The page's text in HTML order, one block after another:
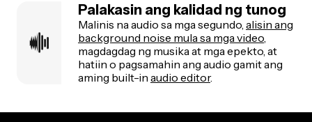
Palakasin ang kalidad ng tunog
Malinis na audio sa mga segundo, alisin ang
background noise mula sa mga video
magdagdag ng musika at mga epekto, at
hatiin o pagsamahin ang audio gamit ang
aming built-in audio editor.